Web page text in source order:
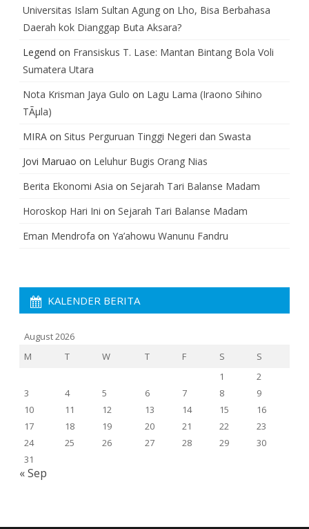
Universitas Islam Sultan Agung on Lho, Bisa Berbahasa
Daerah kok Dianggap Buta Aksara?
Legend on Fransiskus T. Lase: Mantan Bintang Bola Voli
Sumatera Utara
Nota Krisman Jaya Gulo on Lagu Lama (Iraono Sihino
TÃµla)
MIRA on Situs Perguruan Tinggi Negeri dan Swasta
Jovi Maruao on Leluhur Bugis Orang Nias
Berita Ekonomi Asia on Sejarah Tari Balanse Madam
Horoskop Hari Ini on Sejarah Tari Balanse Madam
Eman Mendrofa on Ya’ahowu Wanunu Fandru
KALENDER BERITA
August 2026
M
T W T F S
S
1
2
3
4 5 6 7 8
9
10
11 12 13 14 15
16
17
18 19 20 21 22
23
24
25 26 27 28 29
30
31
« Sep